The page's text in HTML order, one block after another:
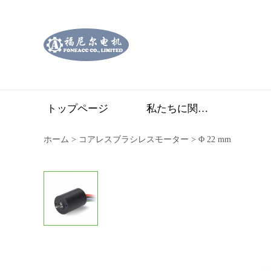
トップページ 私たちに関しては
ホーム > コアレスブラシレスモーター > Φ 22 mm